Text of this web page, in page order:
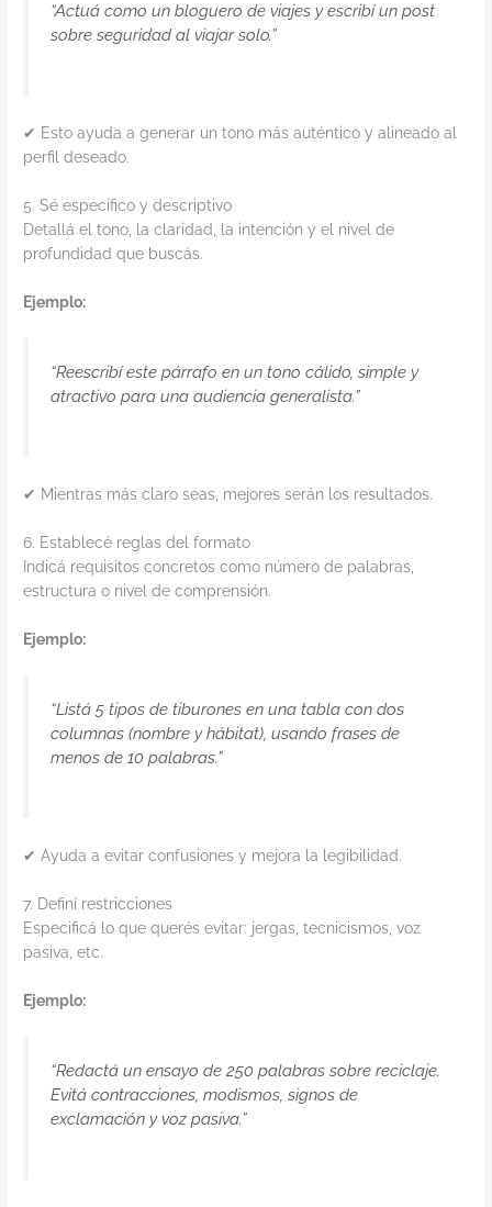
“Actuá como un bloguero de viajes y escribí un post
sobre seguridad al viajar solo.”
✔ Esto ayuda a generar un tono más auténtico y alineado al
perfil deseado.
5. Sé específico y descriptivo
Detallá el tono, la claridad, la intención y el nivel de
profundidad que buscás.
Ejemplo:
“Reescribí este párrafo en un tono cálido, simple y
atractivo para una audiencia generalista.”
✔ Mientras más claro seas, mejores serán los resultados.
6. Establecé reglas del formato
Indicá requisitos concretos como número de palabras,
estructura o nivel de comprensión.
Ejemplo:
“Listá 5 tipos de tiburones en una tabla con dos
columnas (nombre y hábitat), usando frases de
menos de 10 palabras.”
✔ Ayuda a evitar confusiones y mejora la legibilidad.
7. Definí restricciones
Especificá lo que querés evitar: jergas, tecnicismos, voz
pasiva, etc.
Ejemplo:
“Redactá un ensayo de 250 palabras sobre reciclaje.
Evitá contracciones, modismos, signos de
exclamación y voz pasiva.”